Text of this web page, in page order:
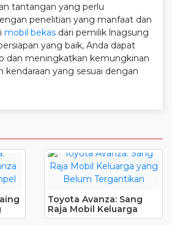
tantangan yang perlu
penelitian yang manfaat dan
mobil bekas dari pemilik lnagsung
yang baik, Anda dapat
dan meningkatkan kemungkinan
yang sesuai dengan
Toyota Avanza: Sang
Raja Mobil Keluarga
yang Belum Tergantikan